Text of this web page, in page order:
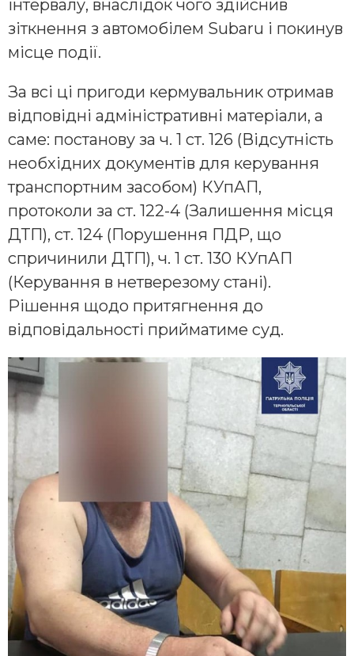
інтервалу, внаслідок чого здійснив
зіткнення з автомобілем Subaru і покинув
місце події.
За всі ці пригоди кермувальник отримав
відповідні адміністративні матеріали, а
саме: постанову за ч. 1 ст. 126 (Відсутність
необхідних документів для керування
транспортним засобом) КУпАП,
протоколи за ст. 122-4 (Залишення місця
ДТП), ст. 124 (Порушення ПДР, що
спричинили ДТП), ч. 1 ст. 130 КУпАП
(Керування в нетверезому стані).
Рішення щодо притягнення до
відповідальності прийматиме суд.